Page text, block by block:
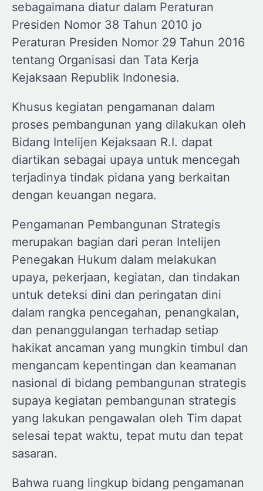
sebagaimana diatur dalam Peraturan
Presiden Nomor 38 Tahun 2010 jo
Peraturan Presiden Nomor 29 Tahun 2016
tentang Organisasi dan Tata Kerja
Kejaksaan Republik Indonesia.
Khusus kegiatan pengamanan dalam
proses pembangunan yang dilakukan oleh
Bidang Intelijen Kejaksaan R.I. dapat
diartikan sebagai upaya untuk mencegah
terjadinya tindak pidana yang berkaitan
dengan keuangan negara.
Pengamanan Pembangunan Strategis
merupakan bagian dari peran Intelijen
Penegakan Hukum dalam melakukan
upaya, pekerjaan, kegiatan, dan tindakan
untuk deteksi dini dan peringatan dini
dalam rangka pencegahan, penangkalan,
dan penanggulangan terhadap setiap
hakikat ancaman yang mungkin timbul dan
mengancam kepentingan dan keamanan
nasional di bidang pembangunan strategis
supaya kegiatan pembangunan strategis
yang lakukan pengawalan oleh Tim dapat
selesai tepat waktu, tepat mutu dan tepat
sasaran.
Bahwa ruang lingkup bidang pengamanan